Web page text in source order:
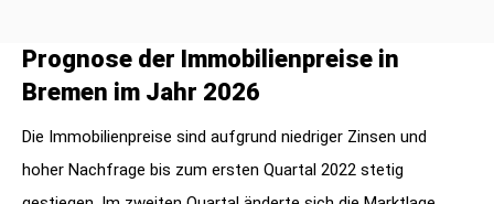
Prognose der Immobilienpreise in
Bremen im Jahr 2026
Die Immobilienpreise sind aufgrund niedriger Zinsen und
hoher Nachfrage bis zum ersten Quartal 2022 stetig